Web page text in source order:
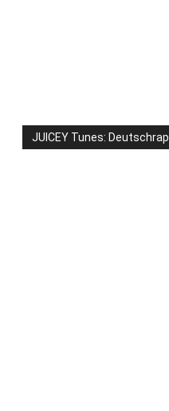
JUICEY Tunes: Deutschrap